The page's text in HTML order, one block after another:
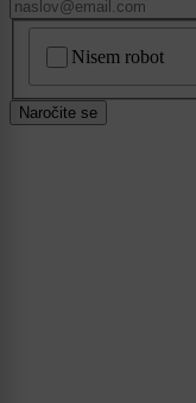
Nisem robot
Naročite se